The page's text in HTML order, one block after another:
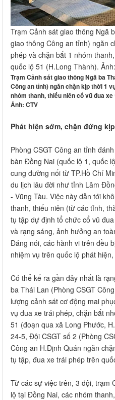
Trạm Cảnh sát giao thông Ngã
giao thông Công an tỉnh) ngăn
phép và chặn bắt 1 nhóm
quốc lộ 51 (H.Long Thành).
Trạm Cảnh sát giao thông Ngã ba
Công an tỉnh) ngăn chặn kịp thời 1
nhóm thanh, thiếu niên cổ vũ đua
Ảnh: CTV
Phát hiện sớm, chặn đứng
Phòng CSGT Công an tỉnh
bàn Đồng Nai (quốc lộ 1, quốc
cung đường nối từ TP.Hồ Chí
du lịch lâu đời như tỉnh Lâm
- Vũng Tàu. Việc này dẫn tới
thanh, thiếu niên (từ các tỉnh,
tụ tập dự định tổ chức cổ vũ
và rạng sáng, ảnh hưởng an
Đáng nói, các hành vi trên đều
nhiệm vụ trên quốc lộ phát
Có thể kể ra gần đây nhất là
ba Thái Lan (Phòng CSGT
lượng cảnh sát cơ động mai
vụ đua xe trái phép, chặn bắt
51 (đoạn qua xã Long Phước,
24-5, Đội CSGT số 2 (Phòng
Công an H.Định Quán ngăn
tụ tập, đua xe trái phép trên
Từ các sự việc trên, 3 đội, trạm
lộ tại Đồng Nai, các nhóm